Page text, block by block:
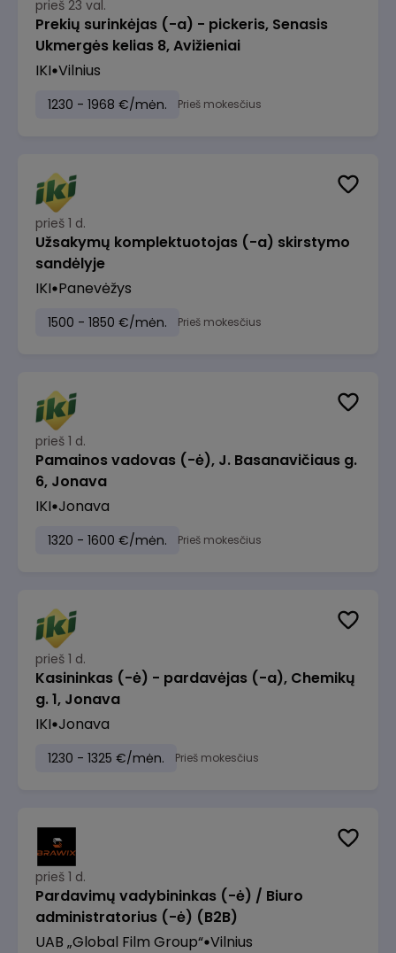
prieš 23 val.
Prekių surinkėjas (-a) - pickeris, Senasis
Ukmergės kelias 8, Avižieniai
IKI Vilnius
1230 - 1968 €/mėn. Prieš mokesčius
prieš 1 d.
Užsakymų komplektuotojas (-a) skirstymo
sandėlyje
IKI Panevėžys
1500 - 1850 €/mėn. Prieš mokesčius
prieš 1 d.
Pamainos vadovas (-ė), J. Basanavičiaus g.
6, Jonava
IKI Jonava
1320 - 1600 €/mėn. Prieš mokesčius
prieš 1 d.
Kasininkas (-ė) - pardavėjas (-a), Chemikų
g. 1, Jonava
IKI Jonava
1230 - 1325 €/mėn. Prieš mokesčius
prieš 1 d.
Pardavimų vadybininkas (-ė) / Biuro
administratorius (-ė) (B2B)
UAB „Global Film Group“ Vilnius